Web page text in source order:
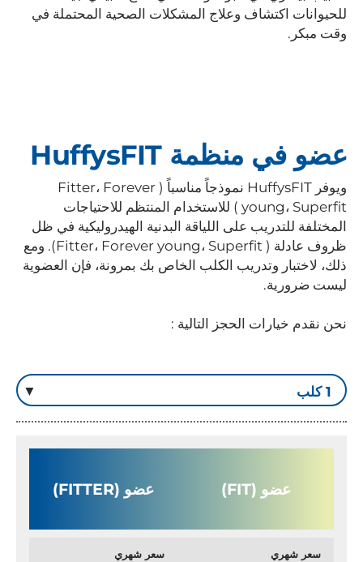
للحيوانات اكتشاف وعلاج المشكلات الصحية المحتملة في
وقت مبكر.
عضو في منظمة HuffysFIT
ويوفر HuffysFIT نموذجاً مناسباً ( Fitter، Forever
young، Superfit ) للاستخدام المنتظم للاحتياجات
المختلفة للتدريب على اللياقة البدنية الهيدروليكية في ظل
ظروف عادلة ( Fitter، Forever young، Superfit). ومع
ذلك، لاختبار وتدريب الكلب الخاص بك بمرونة، فإن العضوية
ليست ضرورية.
نحن نقدم خيارات الحجز التالية :
عضو (FIT)
سعر شهري
عضو (FITTER)
سعر شهري